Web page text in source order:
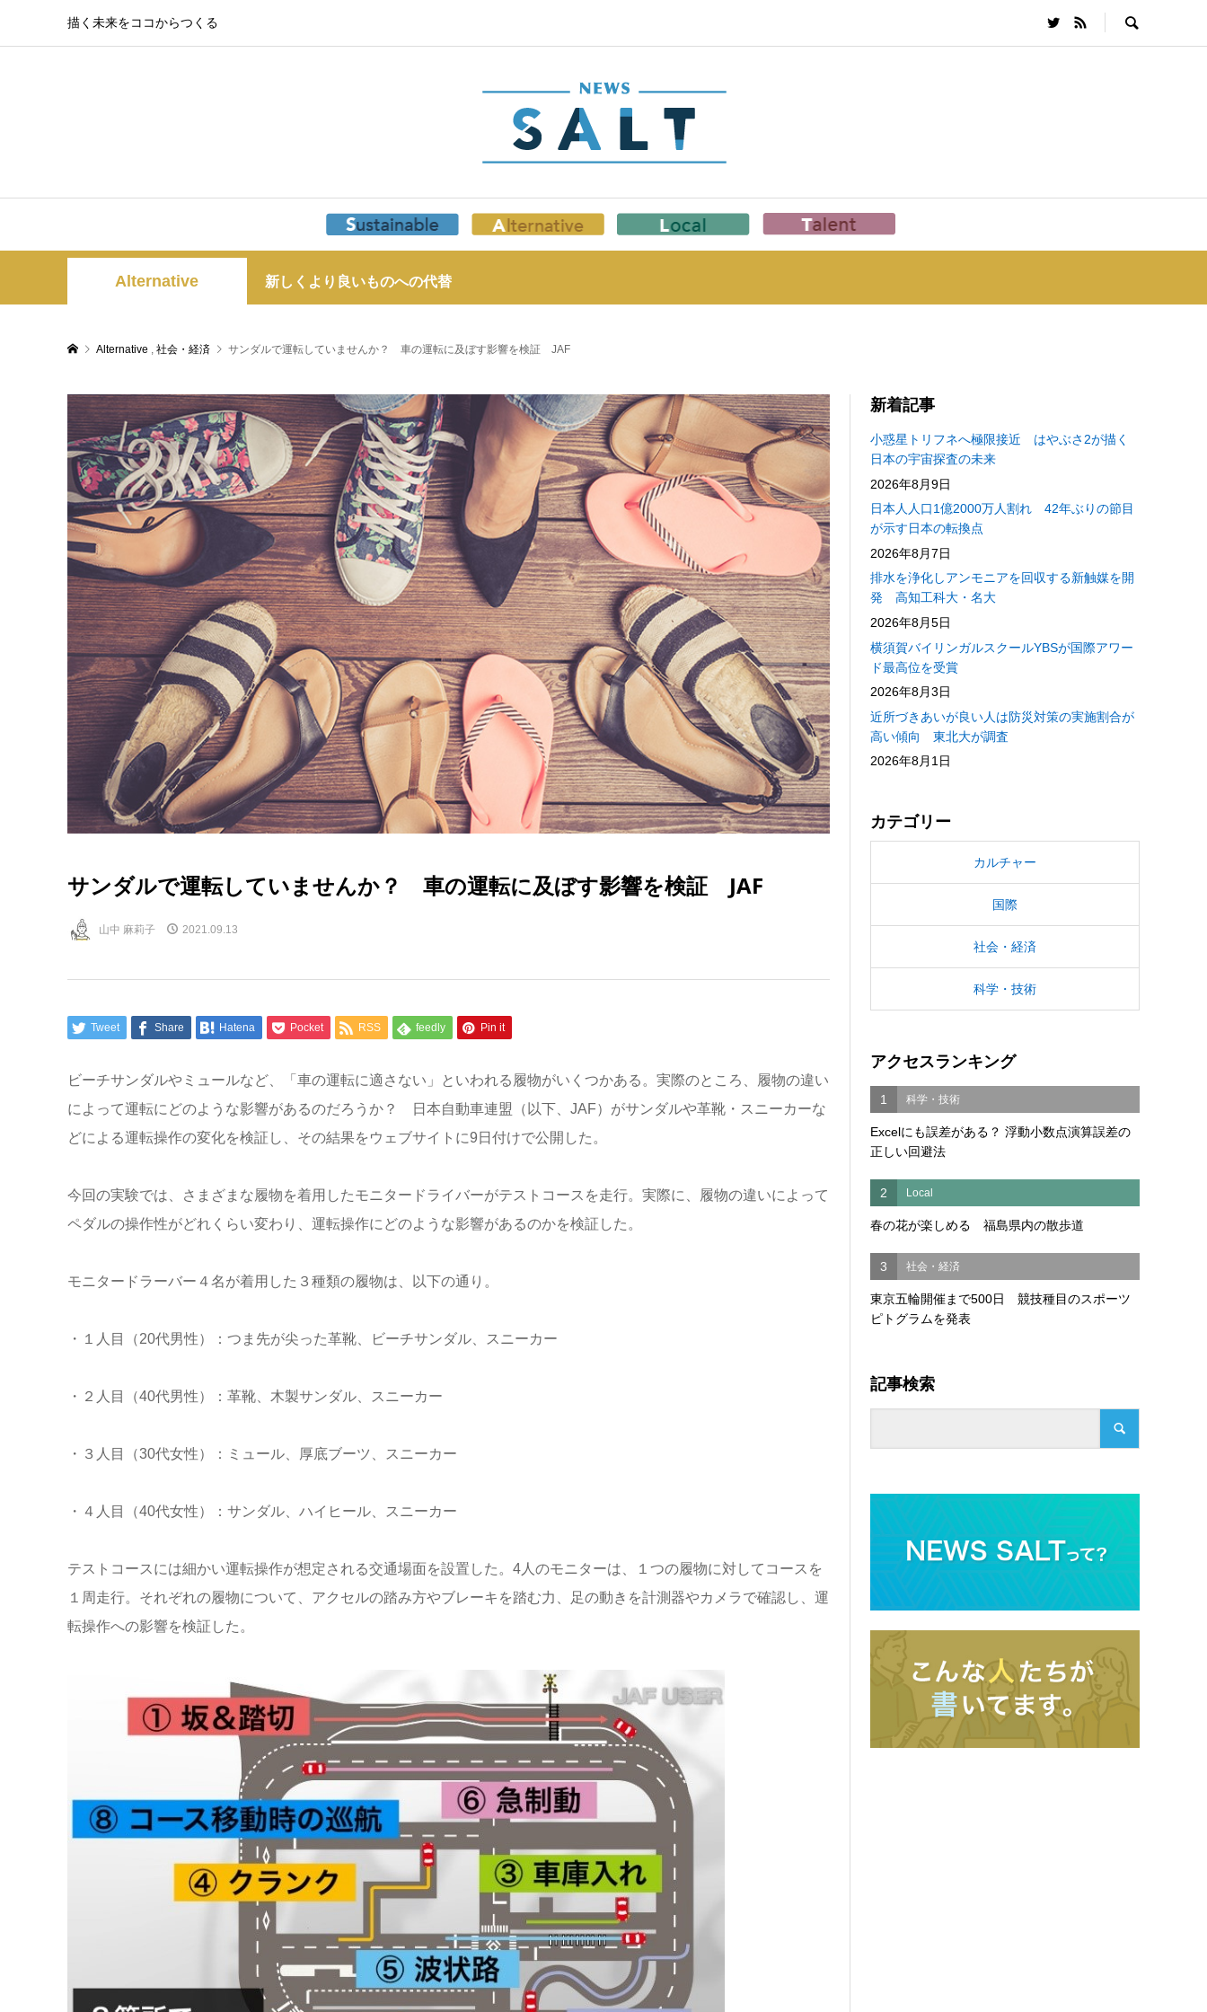
描く未来をココからつくる
Alternative 新しくより良いものへの代替
Alternative , 社会・経済 サンダルで運転していませんか？ 車の運転に及ぼす影響を検証 JAF
サンダルで運転していませんか？ 車の運転に及ぼす影響を検証 JAF
山中 麻莉子 2021.09.13
Tweet Share Hatena Pocket RSS feedly Pin it
ビーチサンダルやミュールなど、「車の運転に適さない」といわれる履物がいくつかある。実際のところ、履物の違い
によって運転にどのような影響があるのだろうか？ 日本自動車連盟（以下、JAF）がサンダルや革靴・スニーカーな
どによる運転操作の変化を検証し、その結果をウェブサイトに9日付けで公開した。
今回の実験では、さまざまな履物を着用したモニタードライバーがテストコースを走行。実際に、履物の違いによって
ペダルの操作性がどれくらい変わり、運転操作にどのような影響があるのかを検証した。
モニタードラーバー４名が着用した３種類の履物は、以下の通り。
・１人目（20代男性）：つま先が尖った革靴、ビーチサンダル、スニーカー
・２人目（40代男性）：革靴、木製サンダル、スニーカー
・３人目（30代女性）：ミュール、厚底ブーツ、スニーカー
・４人目（40代女性）：サンダル、ハイヒール、スニーカー
テストコースには細かい運転操作が想定される交通場面を設置した。4人のモニターは、１つの履物に対してコースを
１周走行。それぞれの履物について、アクセルの踏み方やブレーキを踏む力、足の動きを計測器やカメラで確認し、運
転操作への影響を検証した。
新着記事
小惑星トリフネへ極限接近 はやぶさ2が描く
日本の宇宙探査の未来
2026年8月9日
日本人人口1億2000万人割れ 42年ぶりの節目
が示す日本の転換点
2026年8月7日
排水を浄化しアンモニアを回収する新触媒を開
発 高知工科大・名大
2026年8月5日
横須賀バイリンガルスクールYBSが国際アワー
ド最高位を受賞
2026年8月3日
近所づきあいが良い人は防災対策の実施割合が
高い傾向 東北大が調査
2026年8月1日
カテゴリー
カルチャー
国際
社会・経済
科学・技術
アクセスランキング
1 科学・技術
Excelにも誤差がある？ 浮動小数点演算誤差の
正しい回避法
2 Local
春の花が楽しめる 福島県内の散歩道
3 社会・経済
東京五輪開催まで500日 競技種目のスポーツ
ピトグラムを発表
記事検索